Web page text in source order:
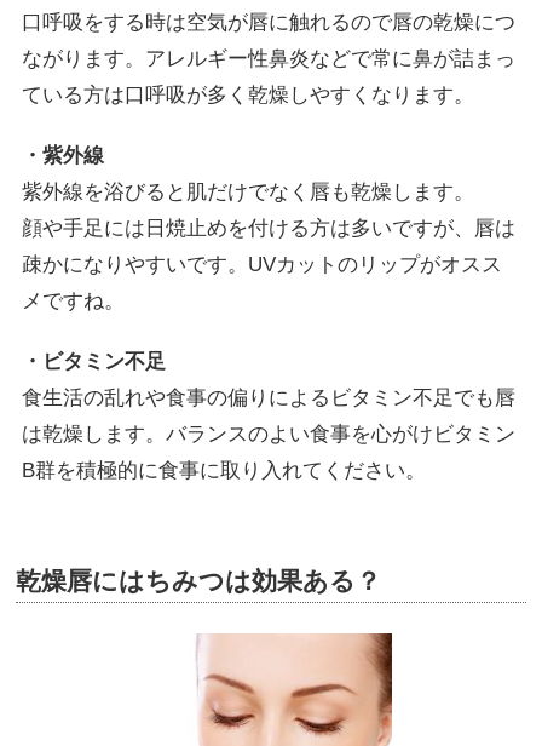
口呼吸をする時は空気が唇に触れるので唇の乾燥につ
ながります。アレルギー性鼻炎などで常に鼻が詰まっ
ている方は口呼吸が多く乾燥しやすくなります。
・紫外線
紫外線を浴びると肌だけでなく唇も乾燥します。
顔や手足には日焼止めを付ける方は多いですが、唇は
疎かになりやすいです。UVカットのリップがオスス
メですね。
・ビタミン不足
食生活の乱れや食事の偏りによるビタミン不足でも唇
は乾燥します。バランスのよい食事を心がけビタミン
B群を積極的に食事に取り入れてください。
乾燥唇にはちみつは効果ある？